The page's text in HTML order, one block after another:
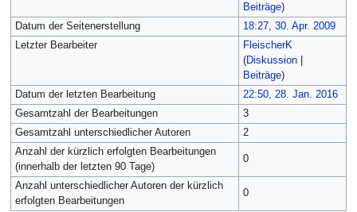
Beiträge)
Datum der Seitenerstellung
18:27, 30. Apr. 2009
Letzter Bearbeiter
FleischerK
(Diskussion|
Beiträge)
Datum der letzten Bearbeitung
22:50, 28. Jan. 2016
Gesamtzahl der Bearbeitungen
3
Gesamtzahl unterschiedlicher Autoren
2
Anzahl der kürzlich erfolgten Bearbeitungen
(innerhalb der letzten 90 Tage)
0
Anzahl unterschiedlicher Autoren der kürzlich
erfolgten Bearbeitungen
0